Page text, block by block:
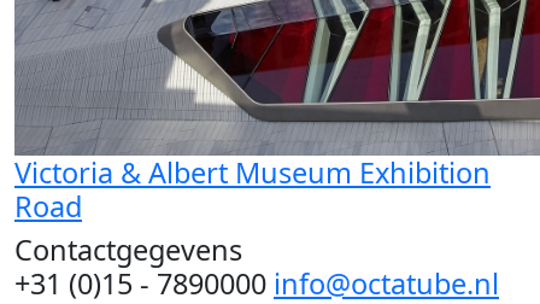
Victoria & Albert Museum Exhibition
Road
Contactgegevens
+31 (0)15 - 7890000 info@octatube.nl